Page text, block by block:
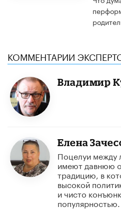
КОММЕНТАРИИ
Владимир
Елена
Поцелуи между
имеют давнюю
традицию, в
высокой
и чисто
популярностью.